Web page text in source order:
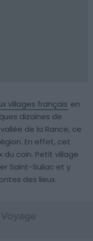
villages français en
dizaines de
de la Rance, ce
En effet, cet
coin. Petit village
Saint-Suliac et y
des lieux.